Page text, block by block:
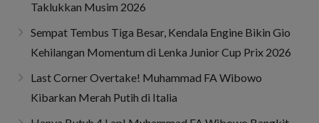
Taklukkan Musim 2026
Sempat Tembus Tiga Besar, Kendala Engine Bikin Gio
Kehilangan Momentum di Lenka Junior Cup Prix 2026
Last Corner Overtake! Muhammad FA Wibowo
Kibarkan Merah Putih di Italia